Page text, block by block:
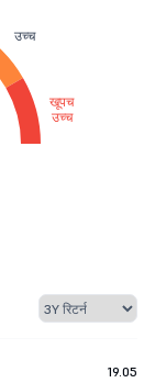
उच्च
खूपच
उच्च
19.05